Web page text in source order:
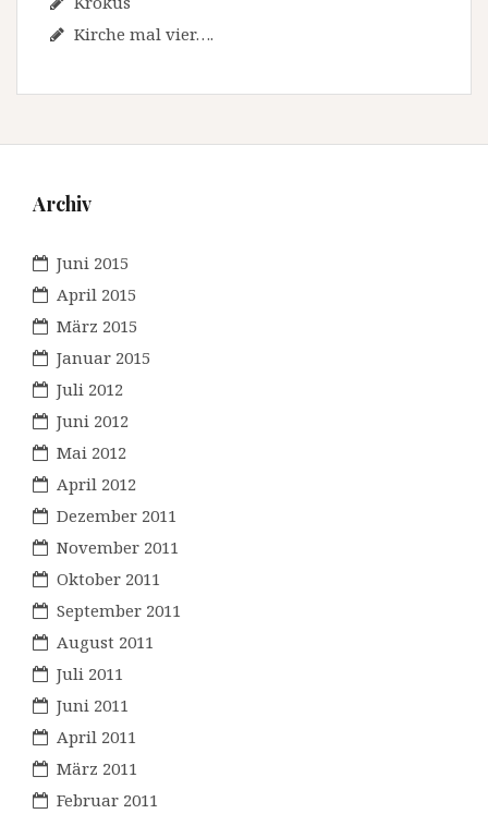
Kirche mal vier….
Archiv
Juni 2015
April 2015
März 2015
Januar 2015
Juli 2012
Juni 2012
Mai 2012
April 2012
Dezember 2011
November 2011
Oktober 2011
September 2011
August 2011
Juli 2011
Juni 2011
April 2011
März 2011
Februar 2011